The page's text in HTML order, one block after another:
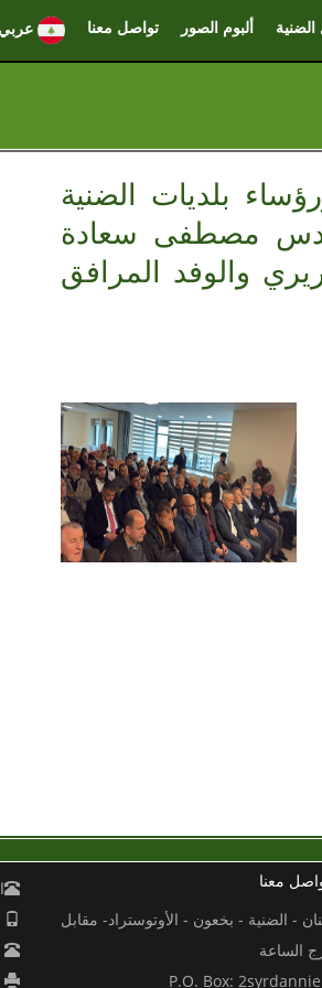
الضنية ألبوم الصور تواصل معنا عربي
بلديات الضنية
مصطفى سعادة
والوفد المرافق
معنا
- الضنية - بخعون - الأوتوستراد- مقابل
الساعة
P.O. Box: